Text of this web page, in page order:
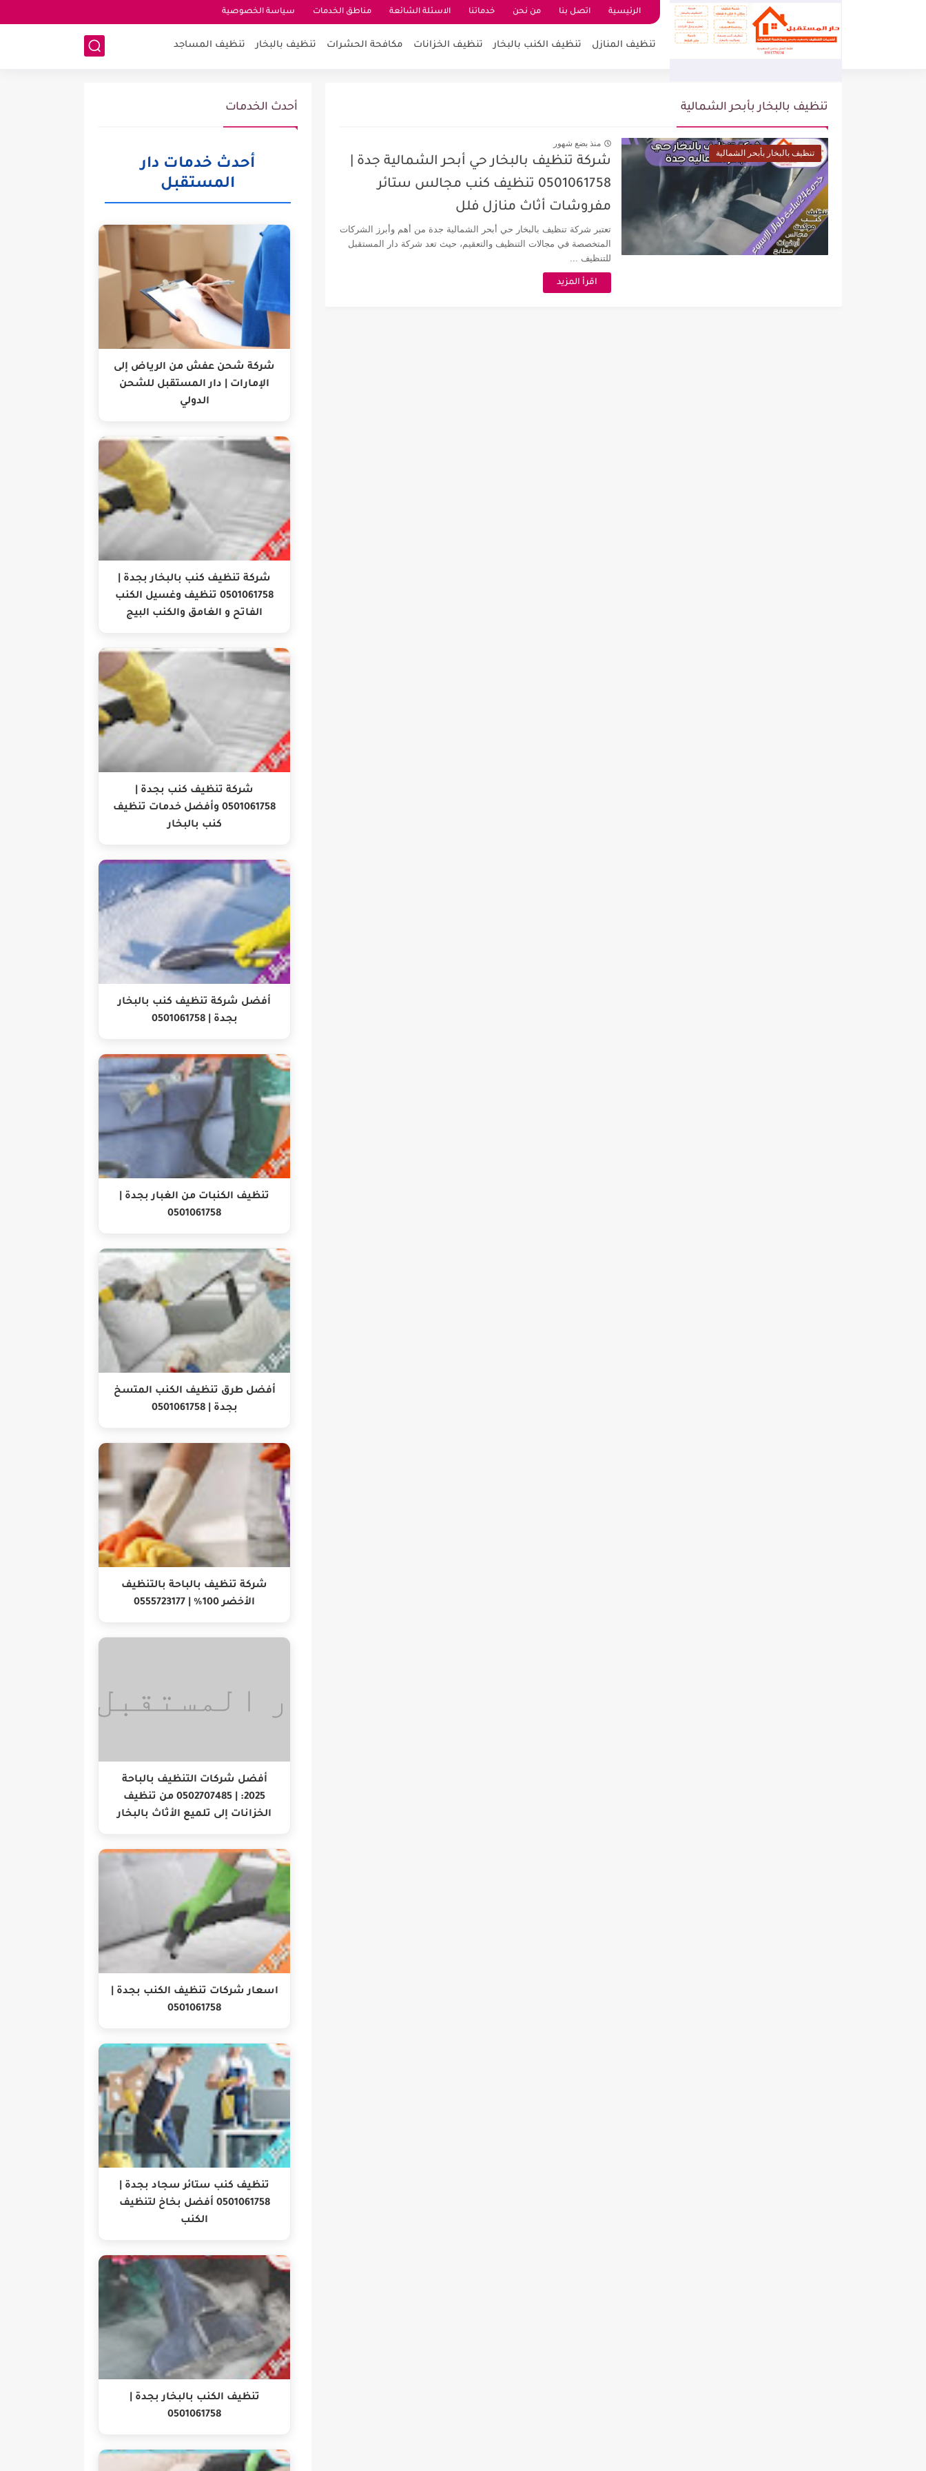
الرئيسية اتصل بنا من نحن خدماتنا الاسئلة الشائعة مناطق الخدمات سياسة الخصوصية
تنظيف المنازل تنظيف الكنب بالبخار تنظيف الخزانات مكافحة الحشرات تنظيف بالبخار تنظيف المساجد
تنظيف بالبخار بأبحر الشمالية
تنظيف بالبخار بأبحر الشمالية
منذ بضع شهور
شركة تنظيف بالبخار حي أبحر الشمالية جدة |
0501061758 تنظيف كنب مجالس ستائر
مفروشات أثاث منازل فلل
تعتبر شركة تنظيف بالبخار حي أبحر الشمالية جدة من أهم وأبرز الشركات
المتخصصة في مجالات التنظيف والتعقيم، حيث تعد شركة دار المستقبل
للتنظيف ...
اقرأ المزيد
أحدث الخدمات
أحدث خدمات دار
المستقبل
شركة شحن عفش من الرياض إلى
الإمارات | دار المستقبل للشحن
الدولي
شركة تنظيف كنب بالبخار بجدة |
0501061758 تنظيف وغسيل الكنب
الفاتح و الغامق والكنب البيج
شركة تنظيف كنب بجدة |
0501061758 وأفضل خدمات تنظيف
كنب بالبخار
أفضل شركة تنظيف كنب بالبخار
بجدة | 0501061758
تنظيف الكنبات من الغبار بجدة |
0501061758
أفضل طرق تنظيف الكنب المتسخ
بجدة | 0501061758
شركة تنظيف بالباحة بالتنظيف
الأخضر 100% | 0555723177
أفضل شركات التنظيف بالباحة
2025: | 0502707485 من تنظيف
الخزانات إلى تلميع الأثاث بالبخار
اسعار شركات تنظيف الكنب بجدة |
0501061758
تنظيف كنب ستائر سجاد بجدة |
0501061758 أفضل بخاخ لتنظيف
الكنب
تنظيف الكنب بالبخار بجدة |
0501061758